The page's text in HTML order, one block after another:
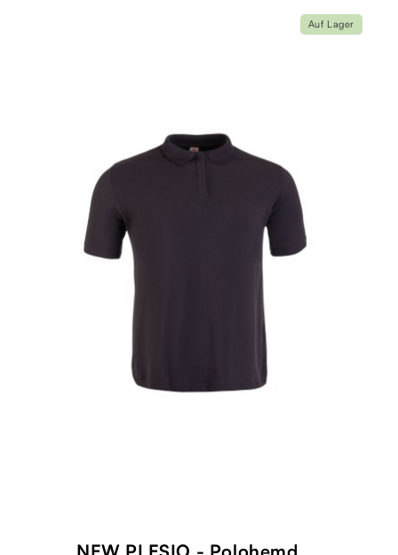
Auf Lager